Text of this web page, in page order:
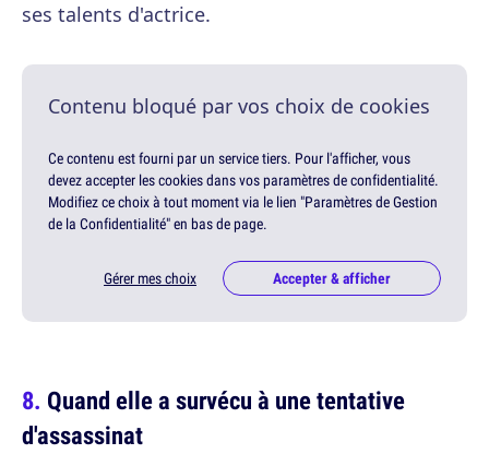
ses talents d'actrice.
Contenu bloqué par vos choix de cookies
Ce contenu est fourni par un service tiers. Pour l'afficher, vous
devez accepter les cookies dans vos paramètres de confidentialité.
Modifiez ce choix à tout moment via le lien "Paramètres de Gestion
de la Confidentialité" en bas de page.
Gérer mes choix Accepter & afficher
Quand elle a survécu à une tentative
d'assassinat